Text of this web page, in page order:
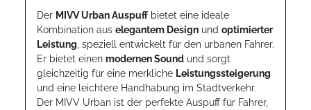
Der MIVV Urban Auspuff bietet eine ideale
Kombination aus elegantem Design und optimierter
Leistung , speziell entwickelt für den urbanen Fahrer.
Er bietet einen modernen Sound und sorgt
gleichzeitig für eine merkliche Leistungssteigerung
und eine leichtere Handhabung im Stadtverkehr.
Der MIVV Urban ist der perfekte Auspuff für Fahrer,